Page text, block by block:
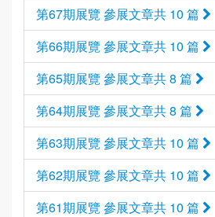
第67期展覽 參展文章共 10 篇
第66期展覽 參展文章共 10 篇
第65期展覽 參展文章共 8 篇
第64期展覽 參展文章共 8 篇
第63期展覽 參展文章共 10 篇
第62期展覽 參展文章共 10 篇
第61期展覽 參展文章共 10 篇